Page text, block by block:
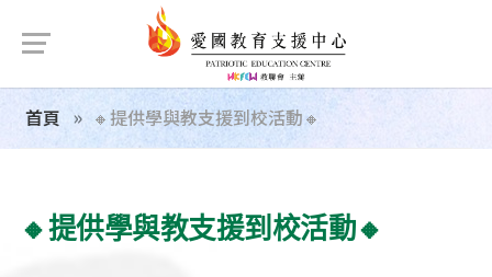
首頁 🔸️提供學與教支援到校活動🔸️
🔸️提供學與教支援到校活動🔸️